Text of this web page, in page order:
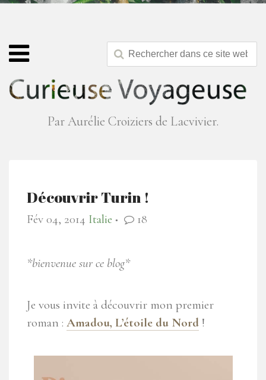
Par Aurélie Croiziers de Lacvivier.
Découvrir Turin !
Fév 04, 2014 Italie ● 18
*bienvenue sur ce blog*
Je vous invite à découvrir mon premier
roman : Amadou, L’étoile du Nord !